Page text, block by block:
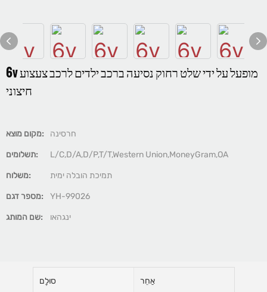
6v מופעל על ידי שלט רחוק נסיעה ברכב ילדים לרכב צעצוע
חיצוני
מקום מוצא: חרסינה
תשלומים: L/C,D/A,D/P,T/T,Western Union,MoneyGram,OA
משלוח: תמיכת הובלה ימית
מספר דגם: YH-99026
שם המותג: ינגהאו
סוּלָם אַחֵר